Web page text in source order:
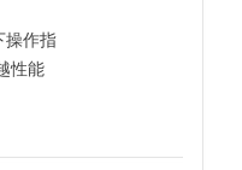
作指南
性能